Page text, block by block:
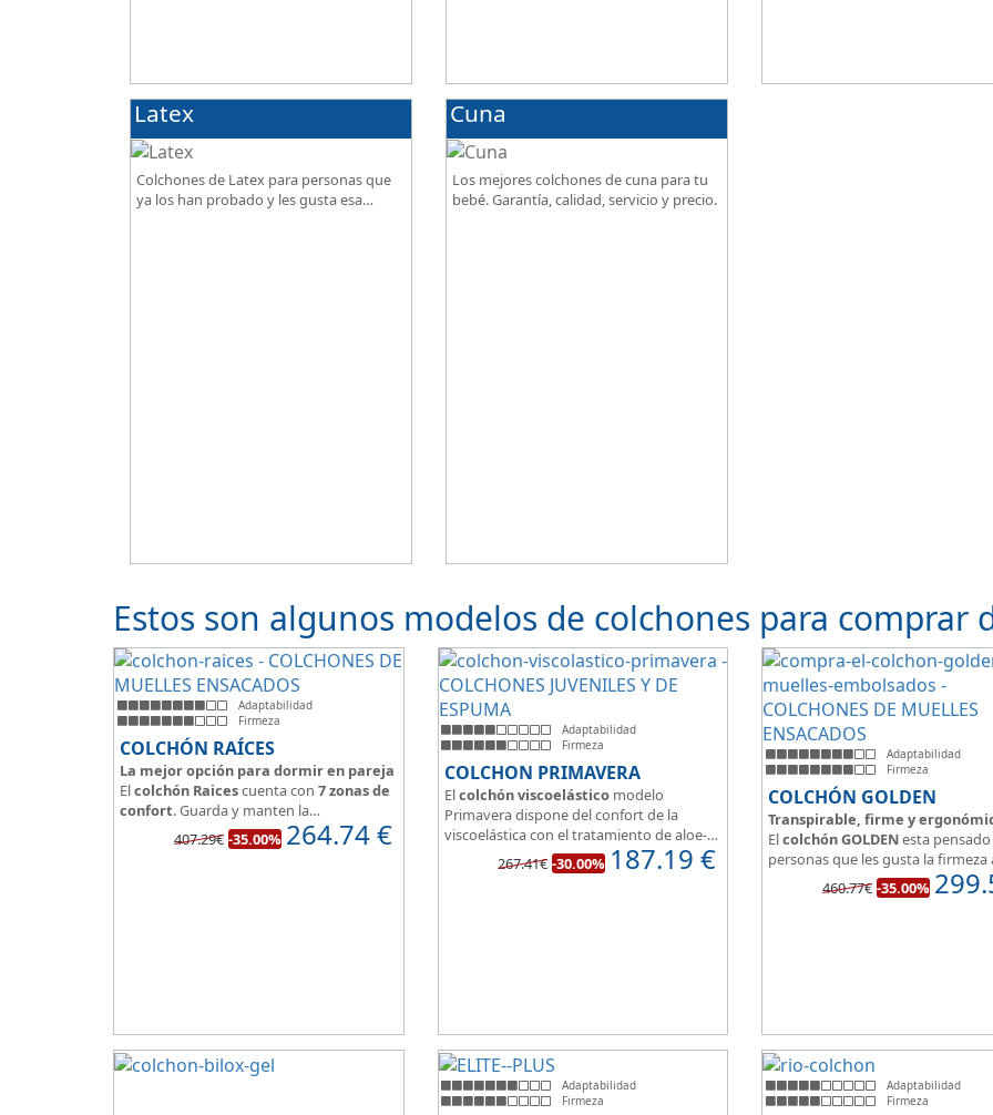
Latex
Colchones de Latex para personas que
ya los han probado y les gusta esa
Cuna
Los mejores colchones de cuna para tu
bebé. Garantía, calidad, servicio y precio.
Estos son algunos modelos de colchones para comprar
Adaptabilidad
Firmeza
COLCHÓN RAÍCES
La mejor opción para dormir en pareja
Elcolchón Raicescuenta con 7 zonas de
confort. Guarda y manten la
independencia de lechos, un buen
colchón para dormir en pareja.
407.29€ -35.00% 264.74€
Adaptabilidad
Firmeza
COLCHON PRIMAVERA
Elcolchón viscoelásticomodelo
Primavera dispone del confort de la
viscoelástica con el tratamiento de aloe-
vera y la malla 3D para facilitar la
transpiración.
267.41€ -30.00% 187.19 €
Adaptabilidad
Firmeza
COLCHÓN GOLDEN
Transpirable, firme y
Elcolchón GOLDENesta
personas que les gusta la firmeza
hora de dormir, pero sin perder
y adaptabilidad que nos ofrece la
460.77€ -35.00%
Adaptabilidad
Firmeza
Adaptabilidad
Firmeza